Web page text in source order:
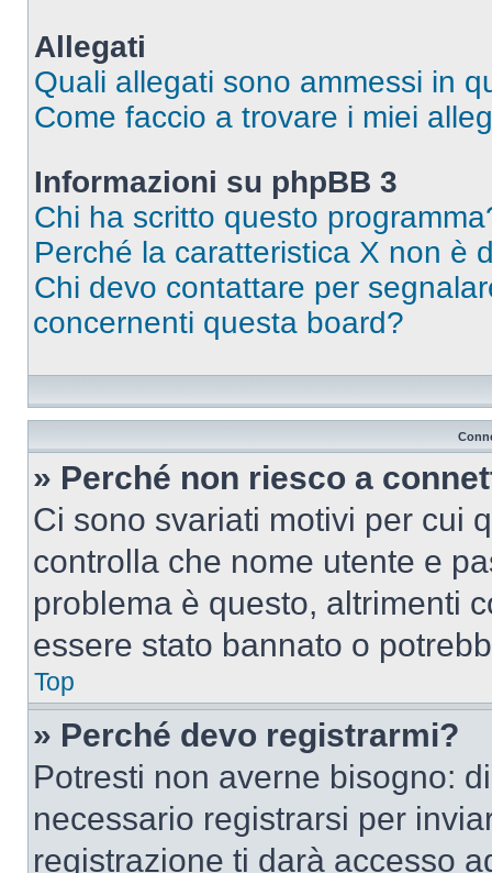
Allegati
Quali allegati sono ammessi in
Come faccio a trovare i miei
Informazioni su phpBB 3
Chi ha scritto questo
Perché la caratteristica X non è
Chi devo contattare per
concernenti questa board?
» Perché non riesco a
Ci sono svariati motivi per cui
controlla che nome utente e
problema è questo, altrimenti
essere stato bannato o
Top
» Perché devo registrarmi?
Potresti non averne bisogno:
necessario registrarsi per
registrazione ti darà accesso